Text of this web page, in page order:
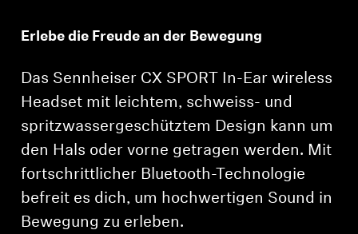
Erlebe die Freude an der Bewegung
Das Sennheiser CX SPORT In-Ear wireless
Headset mit leichtem, schweiss- und
spritzwassergeschütztem Design kann um
den Hals oder vorne getragen werden. Mit
fortschrittlicher Bluetooth-Technologie
befreit es dich, um hochwertigen Sound in
Bewegung zu erleben.